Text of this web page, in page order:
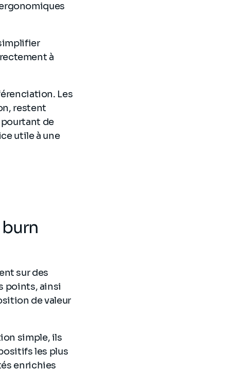
à
Les
restent
de
utile à une
sur des
points, ainsi
de valeur
simple, ils
les plus
enrichies